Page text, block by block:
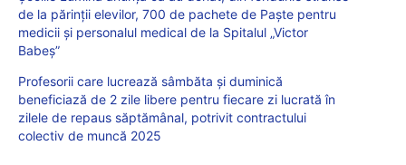
de la părinții elevilor, 700 de pachete de Paște pentru
medicii și personalul medical de la Spitalul „Victor
Babeș”
Profesorii care lucrează sâmbăta și duminică
beneficiază de 2 zile libere pentru fiecare zi lucrată în
zilele de repaus săptămânal, potrivit contractului
colectiv de muncă 2025